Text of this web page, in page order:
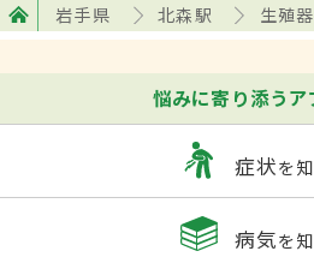
岩手県 北森駅 生殖
悩みに寄り添うア
症状を
病気を